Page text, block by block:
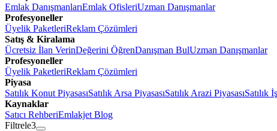
Emlak DanışmanlarıEmlak OfisleriUzman Danışmanlar
Profesyoneller
Üyelik PaketleriReklam Çözümleri
Satış & Kiralama
Ücretsiz İlan VerinDeğerini ÖğrenDanışman BulUzman Danışmanlar
Profesyoneller
Üyelik PaketleriReklam Çözümleri
Piyasa
Satılık Konut PiyasasıSatılık Arsa PiyasasıSatılık Arazi PiyasasıSatılık
Kaynaklar
Satıcı RehberiEmlakjet Blog
Filtrele3